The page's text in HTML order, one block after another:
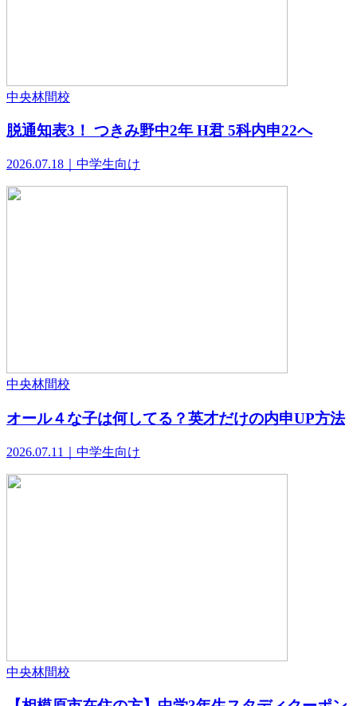
中央林間校
脱通知表3！ つきみ野中2年 H君 5科内申22へ
2026.07.18｜中学生向け
中央林間校
オール４な子は何してる？英才だけの内申UP方法
2026.07.11｜中学生向け
中央林間校